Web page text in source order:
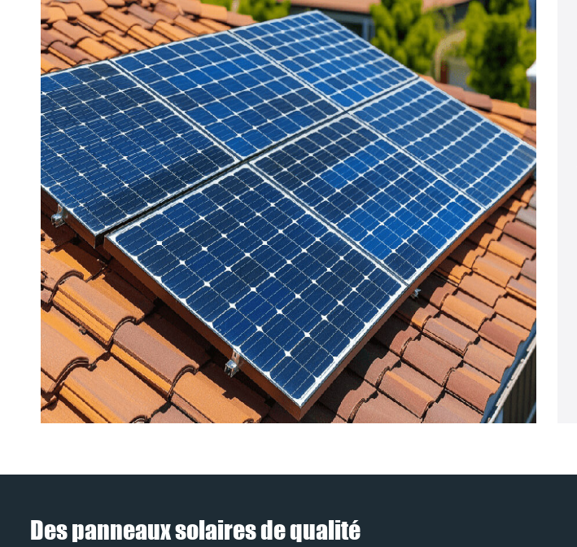
Des panneaux solaires de qualité